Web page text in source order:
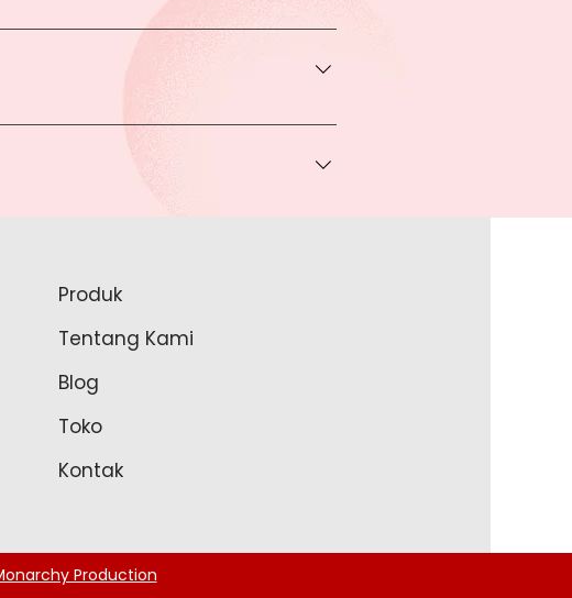
transaksi pada halaman Produk
yang bisa Anda dapatkan apabila
saya lakukan?
sebelum Anda memulai untuk transaksi
Produk
Tentang Kami
Blog
Toko
Kontak
Production